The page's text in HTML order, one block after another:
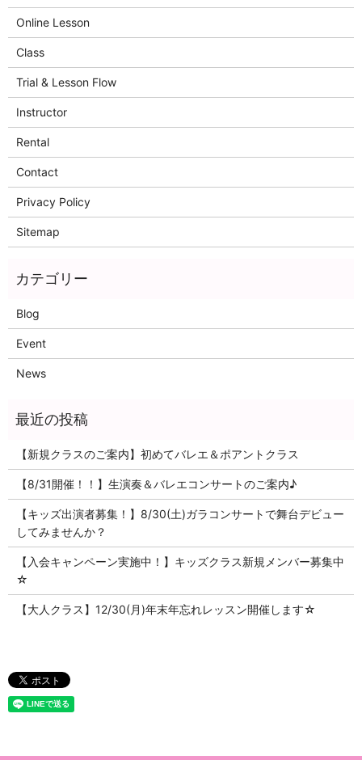
Online Lesson
Class
Trial & Lesson Flow
Instructor
Rental
Contact
Privacy Policy
Sitemap
Blog
Event
News
【新規クラスのご案内】初めてバレエ＆ポアントクラス
【8/31開催！！】生演奏＆バレエコンサートのご案内♪
【キッズ出演者募集！】8/30(土)ガラコンサートで舞台デビュー
してみませんか？
【入会キャンペーン実施中！】キッズクラス新規メンバー募集中
☆
【大人クラス】12/30(月)年末年忘れレッスン開催します☆